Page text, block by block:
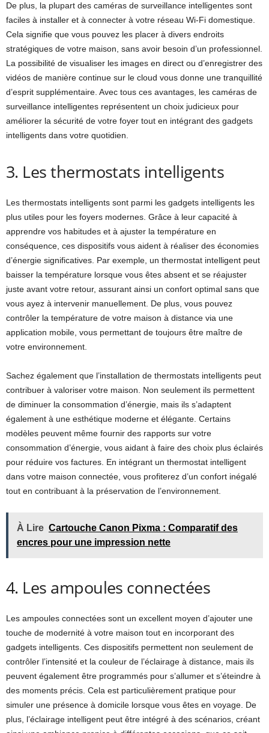
De plus, la plupart des caméras de surveillance intelligentes sont
faciles à installer et à connecter à votre réseau Wi-Fi domestique.
Cela signifie que vous pouvez les placer à divers endroits
stratégiques de votre maison, sans avoir besoin d’un professionnel.
La possibilité de visualiser les images en direct ou d’enregistrer des
vidéos de manière continue sur le cloud vous donne une tranquillité
d’esprit supplémentaire. Avec tous ces avantages, les caméras de
surveillance intelligentes représentent un choix judicieux pour
améliorer la sécurité de votre foyer tout en intégrant des gadgets
intelligents dans votre quotidien.
3. Les thermostats intelligents
Les thermostats intelligents sont parmi les gadgets intelligents les
plus utiles pour les foyers modernes. Grâce à leur capacité à
apprendre vos habitudes et à ajuster la température en
conséquence, ces dispositifs vous aident à réaliser des économies
d’énergie significatives. Par exemple, un thermostat intelligent peut
baisser la température lorsque vous êtes absent et se réajuster
juste avant votre retour, assurant ainsi un confort optimal sans que
vous ayez à intervenir manuellement. De plus, vous pouvez
contrôler la température de votre maison à distance via une
application mobile, vous permettant de toujours être maître de
votre environnement.
Sachez également que l’installation de thermostats intelligents peut
contribuer à valoriser votre maison. Non seulement ils permettent
de diminuer la consommation d’énergie, mais ils s’adaptent
également à une esthétique moderne et élégante. Certains
modèles peuvent même fournir des rapports sur votre
consommation d’énergie, vous aidant à faire des choix plus éclairés
pour réduire vos factures. En intégrant un thermostat intelligent
dans votre maison connectée, vous profiterez d’un confort inégalé
tout en contribuant à la préservation de l’environnement.
À Lire Cartouche Canon Pixma : Comparatif des
encres pour une impression nette
4. Les ampoules connectées
Les ampoules connectées sont un excellent moyen d’ajouter une
touche de modernité à votre maison tout en incorporant des
gadgets intelligents. Ces dispositifs permettent non seulement de
contrôler l’intensité et la couleur de l’éclairage à distance, mais ils
peuvent également être programmés pour s’allumer et s’éteindre à
des moments précis. Cela est particulièrement pratique pour
simuler une présence à domicile lorsque vous êtes en voyage. De
plus, l’éclairage intelligent peut être intégré à des scénarios, créant